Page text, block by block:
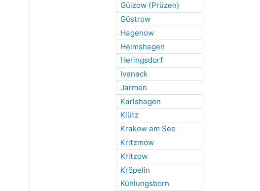
Gülzow (Prüzen)
Güstrow
Hagenow
Helmshagen
Heringsdorf
Ivenack
Jarmen
Karlshagen
Klütz
Krakow am See
Kritzmow
Kritzow
Kröpelin
Kühlungsborn